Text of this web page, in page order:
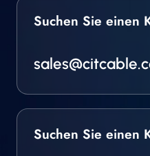
Suchen Sie einen
Suchen Sie einen